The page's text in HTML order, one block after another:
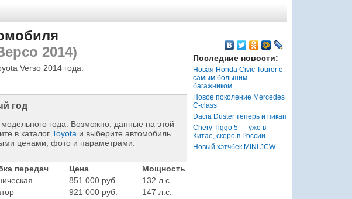
2014)
Verso 2014 года.
год
года. Возможно, данные на этой
в каталог Toyota и выберите автомобиль
ценами, фото и параметрами.
передач Цена
Мощность
851 000 руб.
132 л.с.
921 000 руб.
147 л.с.
Последние новости:
Новая Honda Civic Tourer с
самым большим
багажником
Новое поколение Mercedes
C-class
Dacia Duster теперь и пикап
Chery Tiggo 5 — уже в
Китае, скоро в России
Новый хэтчбек MINI JCW